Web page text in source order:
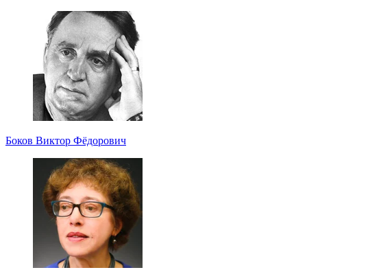
Боков Виктор Фёдорович